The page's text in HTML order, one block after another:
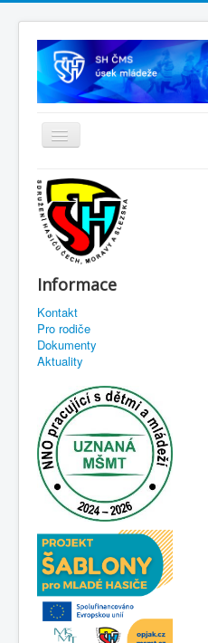
Informace
Kontakt
Pro rodiče
Dokumenty
Aktuality